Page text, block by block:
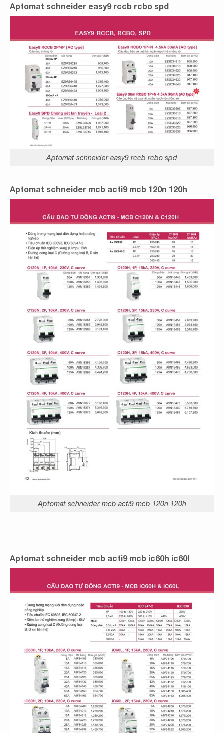
Aptomat schneider easy9 rccb rcbo spd
Aptomat schneider easy9 rccb rcbo spd
Aptomat schneider mcb acti9 mcb 120n 120h
Aptomat schneider mcb acti9 mcb 120n 120h
Aptomat schneider mcb acti9 mcb ic60h ic60l